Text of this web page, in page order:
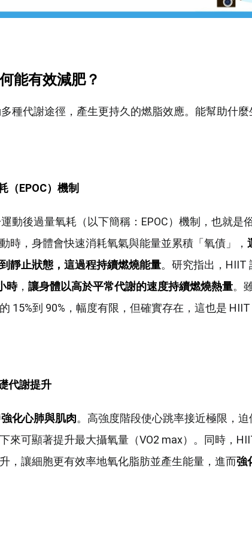
能有效減肥？
種代謝途徑，產生更持久的燃脂效應。能幫助什
（EPOC）機制
動後過量氧耗（以下簡稱：EPOC）機制，也就是
時，身體會快速消耗氧氣與能量並累積「氧債」，
靜止狀態，這過程持續燃燒能量。研究指出，HIIT
時， 讓身體以高於平常代謝的速度持續燃燒熱量。
15%到 90%，幅度有限，但確實存在，這也是
代謝提升
強化心肺與肌肉。高強度階段使心跳率接近極限，
來可顯著提升最大攝氧量（VO2 max）。同時，
，讓細胞更有效率地氧化脂肪並產生能量，進而強